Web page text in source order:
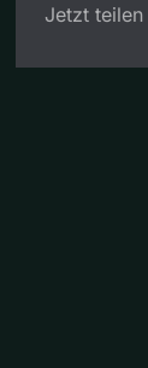
Jetzt teilen